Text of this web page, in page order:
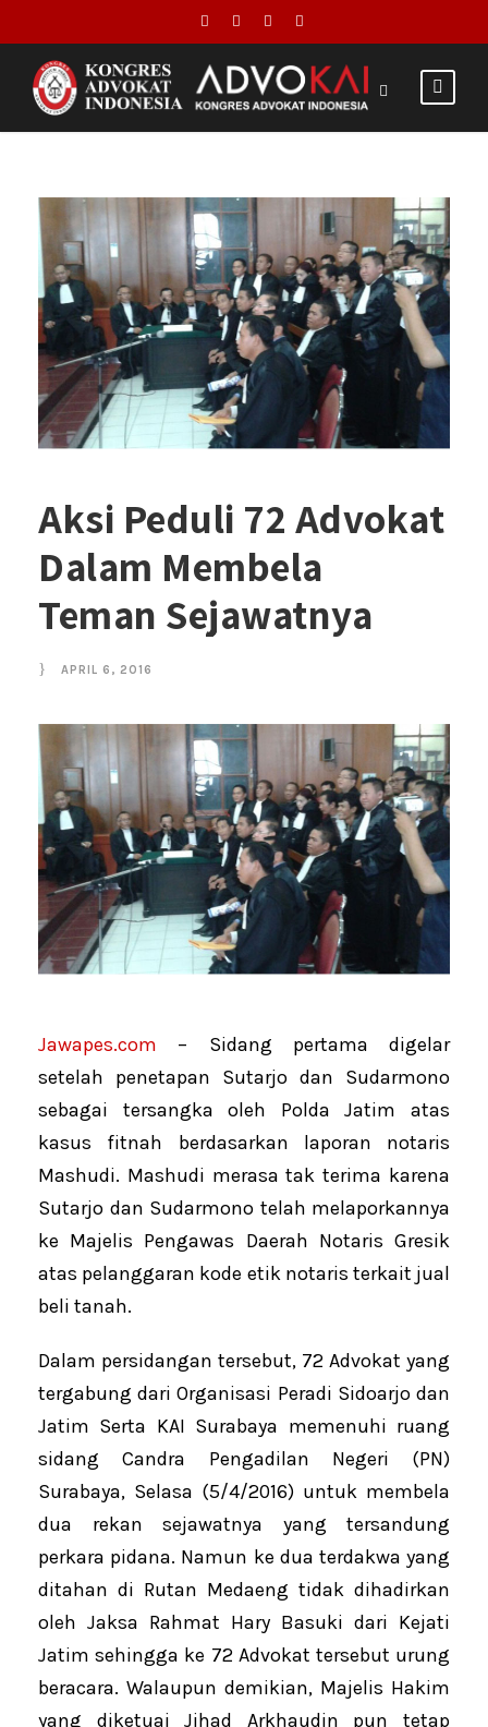
Aksi Peduli 72 Advokat
Dalam Membela
Teman Sejawatnya
APRIL 6, 2016
Jawapes.com – Sidang pertama digelar
setelah penetapan Sutarjo dan Sudarmono
sebagai tersangka oleh Polda Jatim atas
kasus fitnah berdasarkan laporan notaris
Mashudi. Mashudi merasa tak terima karena
Sutarjo dan Sudarmono telah melaporkannya
ke Majelis Pengawas Daerah Notaris Gresik
atas pelanggaran kode etik notaris terkait jual
beli tanah.
Dalam persidangan tersebut, 72 Advokat yang
tergabung dari Organisasi Peradi Sidoarjo dan
Jatim Serta KAI Surabaya memenuhi ruang
sidang Candra Pengadilan Negeri (PN)
Surabaya, Selasa (5/4/2016) untuk membela
dua rekan sejawatnya yang tersandung
perkara pidana. Namun ke dua terdakwa yang
ditahan di Rutan Medaeng tidak dihadirkan
oleh Jaksa Rahmat Hary Basuki dari Kejati
Jatim sehingga ke 72 Advokat tersebut urung
beracara. Walaupun demikian, Majelis Hakim
yang diketuai Jihad Arkhaudin pun tetap